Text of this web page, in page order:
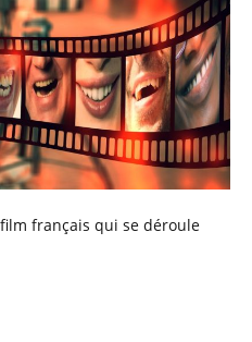
français qui se déroule